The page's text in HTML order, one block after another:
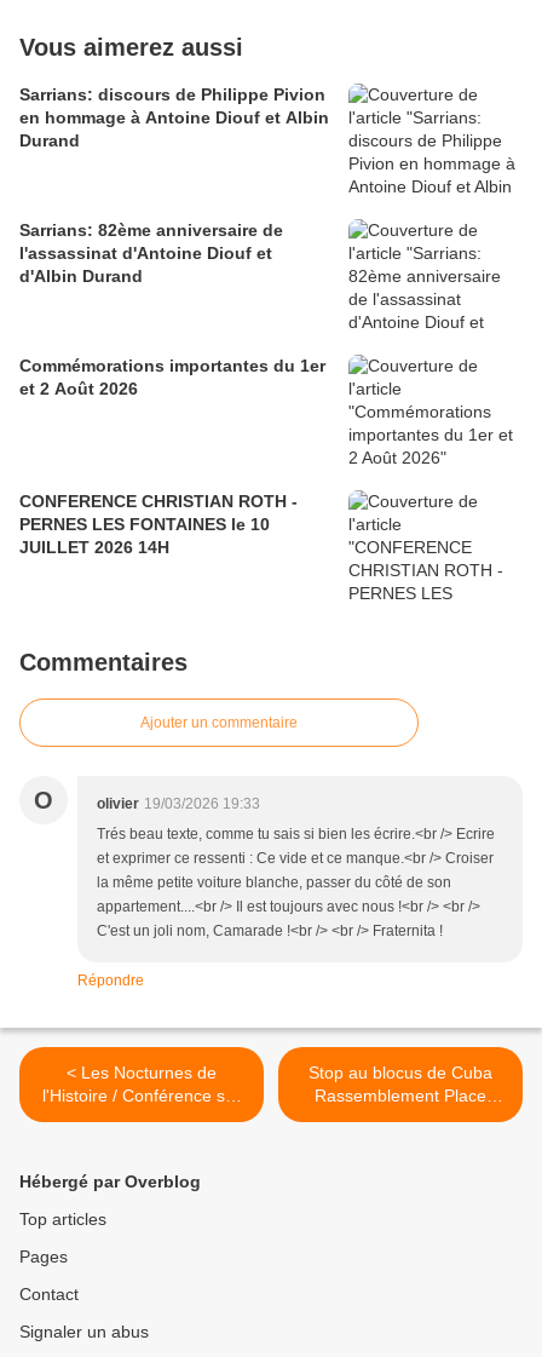
Vous aimerez aussi
Sarrians: discours de Philippe Pivion
en hommage à Antoine Diouf et Albin
Durand
Sarrians: 82ème anniversaire de
l'assassinat d'Antoine Diouf et
d'Albin Durand
Commémorations importantes du 1er
et 2 Août 2026
CONFERENCE CHRISTIAN ROTH -
PERNES LES FONTAINES le 10
JUILLET 2026 14H
Commentaires
Ajouter un commentaire
O olivier 19/03/2026 19:33
Trés beau texte, comme tu sais si bien les écrire.<br /> Ecrire
et exprimer ce ressenti : Ce vide et ce manque.<br /> Croiser
la même petite voiture blanche, passer du côté de son
appartement....<br /> Il est toujours avec nous !<br /> <br />
C'est un joli nom, Camarade !<br /> <br /> Fraternita !
Répondre
< Les Nocturnes de
l'Histoire / Conférence sur
la Résistance en Vaucluse :
Seconde Guerre mondiale -
Mercredi 25 Mars
Stop au blocus de Cuba
Rassemblement Place
CarnotAvignon 11 Avril 15H
Hébergé par Overblog
Top articles
Pages
Contact
Signaler un abus